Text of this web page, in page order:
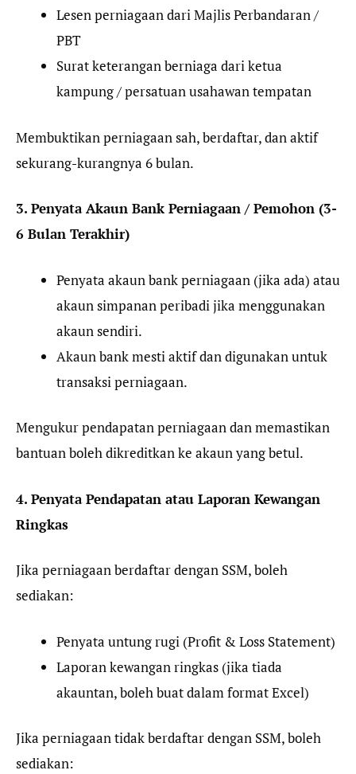
Lesen perniagaan dari Majlis Perbandaran /
PBT
Surat keterangan berniaga dari ketua
kampung / persatuan usahawan tempatan
Membuktikan perniagaan sah, berdaftar, dan aktif
sekurang-kurangnya 6 bulan.
3. Penyata Akaun Bank Perniagaan / Pemohon (3-
6 Bulan Terakhir)
Penyata akaun bank perniagaan (jika ada) atau
akaun simpanan peribadi jika menggunakan
akaun sendiri.
Akaun bank mesti aktif dan digunakan untuk
transaksi perniagaan.
Mengukur pendapatan perniagaan dan memastikan
bantuan boleh dikreditkan ke akaun yang betul.
4. Penyata Pendapatan atau Laporan Kewangan
Ringkas
Jika perniagaan berdaftar dengan SSM, boleh
sediakan:
Penyata untung rugi (Profit & Loss Statement)
Laporan kewangan ringkas (jika tiada
akauntan, boleh buat dalam format Excel)
Jika perniagaan tidak berdaftar dengan SSM, boleh
sediakan: